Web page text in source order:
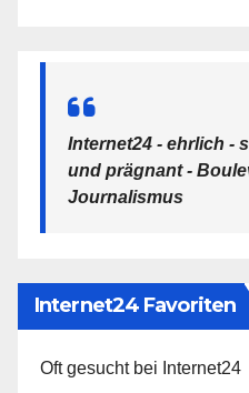
Internet24 - ehrlich -
und prägnant -
Journalismus
Internet24 Favoriten
Oft gesucht bei Internet24